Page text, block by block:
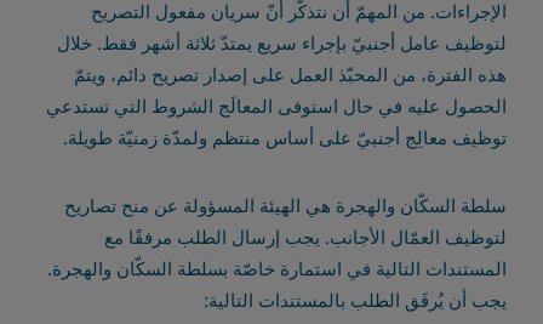
الإجراءات. من المهمّ أن نتذكّر أنّ سريان مفعول التصريح
لتوظيف عامل أجنبيّ بإجراء سريع يمتدّ ثلاثة أشهر فقط. خلال
هذه الفترة، من المحبّذ العمل على إصدار تصريح دائم، ويتمّ
الحصول عليه في حال استوفى المعالَج الشروط التي تستدعي
توظيف معالِج أجنبيّ على أساس منتظم ولمدّة زمنيّة طويلة.
سلطة السكّان والهجرة هي الهيئة المسؤولة عن منح تصاريح
لتوظيف العمّال الأجانب. يجب إرسال الطلب مرفقًا مع
المستندات التالية في استمارة خاصّة بسلطة السكّان والهجرة.
يجب أن يُرفَق الطلب بالمستندات التالية: